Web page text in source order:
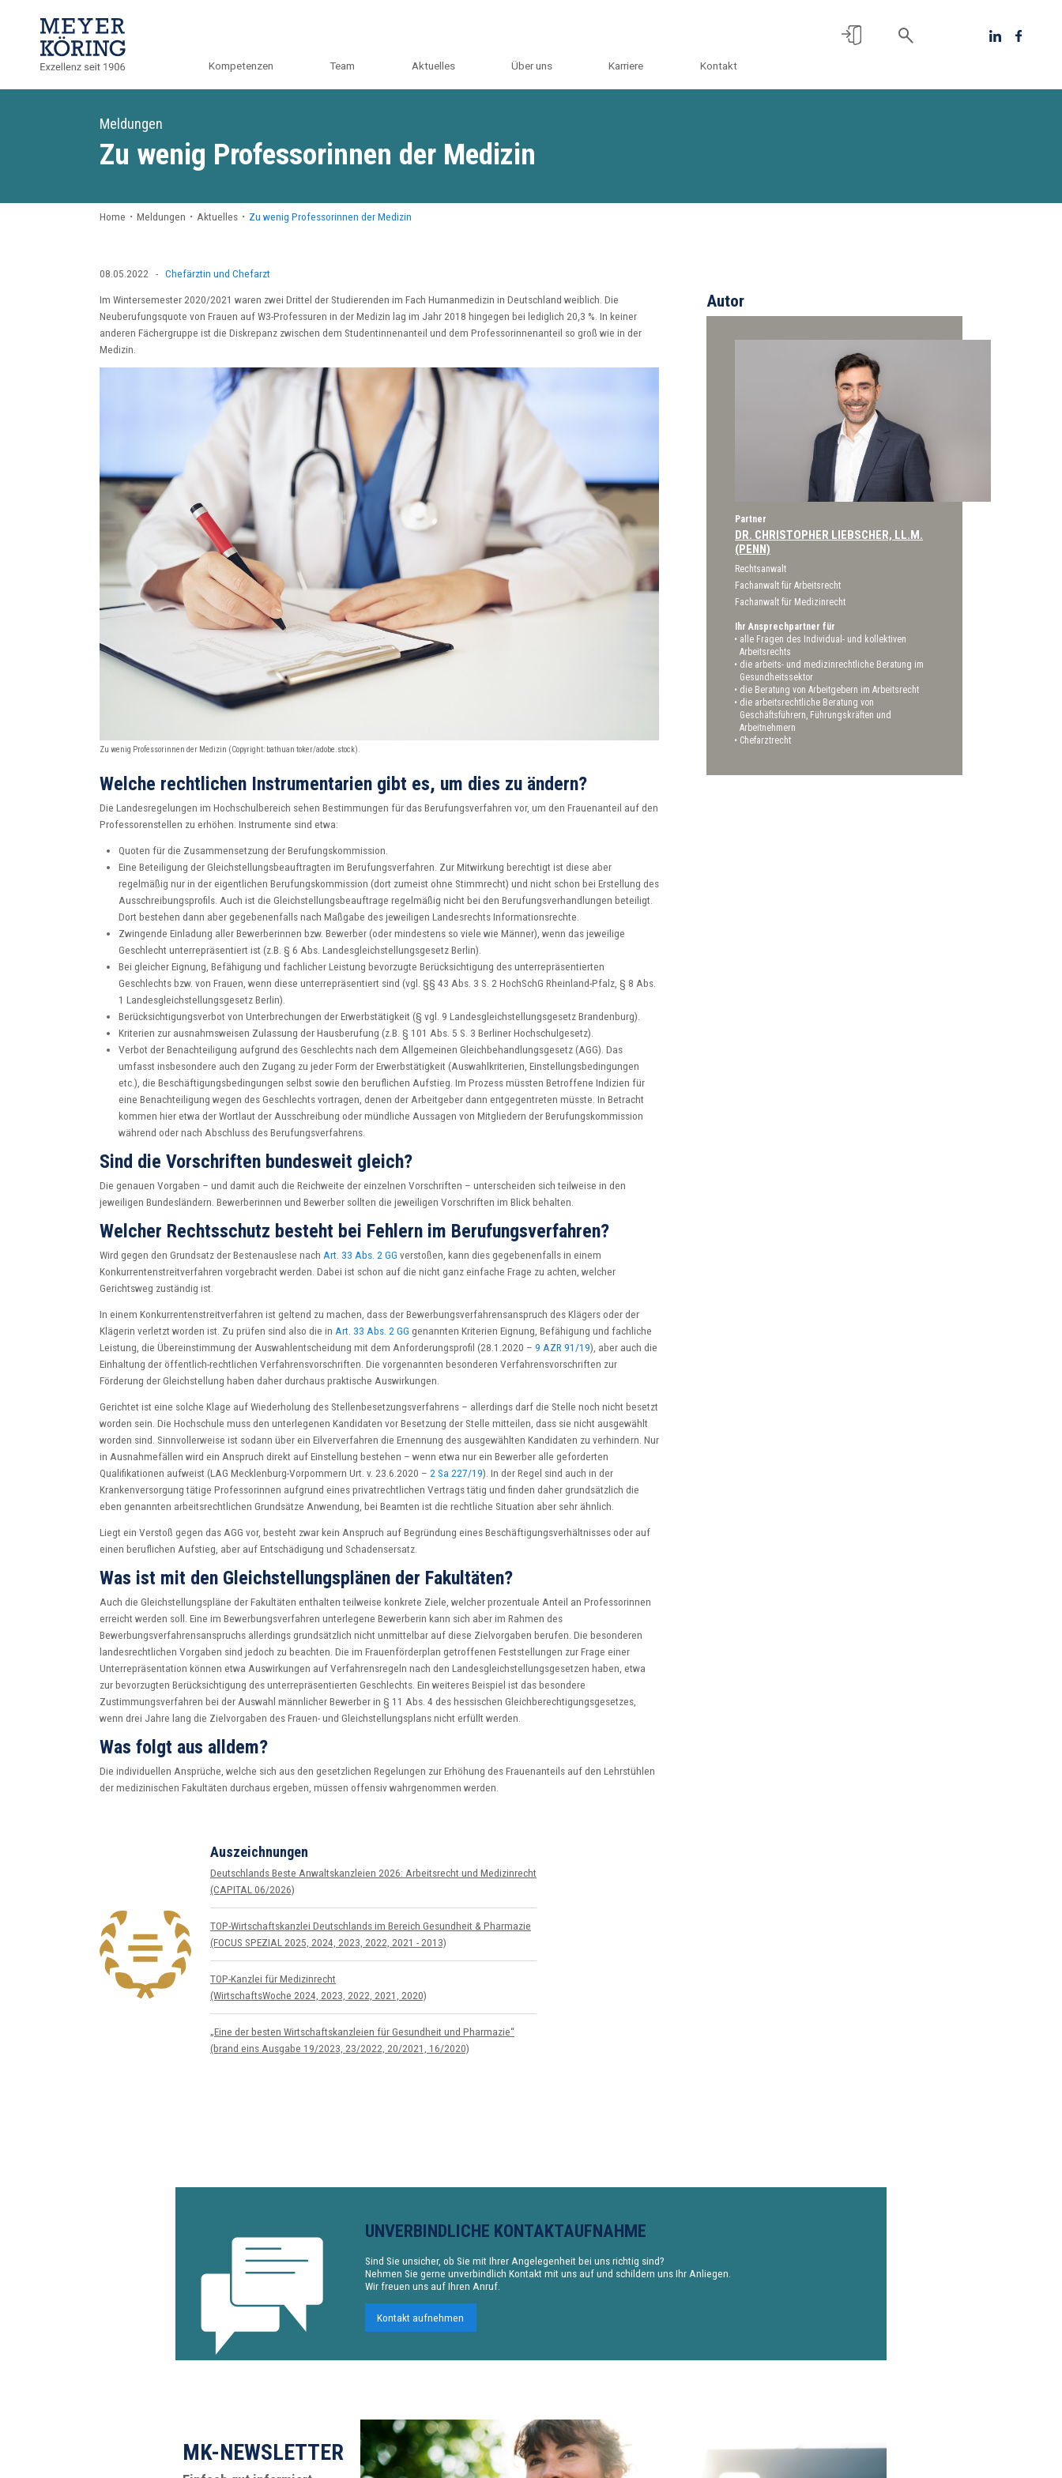
Kompetenzen Team Aktuelles Über uns Karriere Kontakt
Meldungen
Zu wenig Professorinnen der Medizin
Home ・ Meldungen ・ Aktuelles ・ Zu wenig Professorinnen der Medizin
08.05.2022 - Chefärztin und Chefarzt
Im Wintersemester 2020/2021 waren zwei Drittel der Studierenden im Fach Humanmedizin in Deutschland weiblich. Die
Neuberufungsquote von Frauen auf W3-Professuren in der Medizin lag im Jahr 2018 hingegen bei lediglich 20,3 %. In keiner
anderen Fächergruppe ist die Diskrepanz zwischen dem Studentinnenanteil und dem Professorinnenanteil so groß wie in der
Medizin.
Zu wenig Professorinnen der Medizin (Copyright: bathuan toker/adobe.stock).
Welche rechtlichen Instrumentarien gibt es, um dies zu ändern?
Die Landesregelungen im Hochschulbereich sehen Bestimmungen für das Berufungsverfahren vor, um den Frauenanteil auf den
Professorenstellen zu erhöhen. Instrumente sind etwa:
Quoten für die Zusammensetzung der Berufungskommission.
Eine Beteiligung der Gleichstellungsbeauftragten im Berufungsverfahren. Zur Mitwirkung berechtigt ist diese aber
regelmäßig nur in der eigentlichen Berufungskommission (dort zumeist ohne Stimmrecht) und nicht schon bei Erstellung des
Ausschreibungsprofils. Auch ist die Gleichstellungsbeauftrage regelmäßig nicht bei den Berufungsverhandlungen beteiligt.
Dort bestehen dann aber gegebenenfalls nach Maßgabe des jeweiligen Landesrechts Informationsrechte.
Zwingende Einladung aller Bewerberinnen bzw. Bewerber (oder mindestens so viele wie Männer), wenn das jeweilige
Geschlecht unterrepräsentiert ist (z.B. § 6 Abs. Landesgleichstellungsgesetz Berlin).
Bei gleicher Eignung, Befähigung und fachlicher Leistung bevorzugte Berücksichtigung des unterrepräsentierten
Geschlechts bzw. von Frauen, wenn diese unterrepräsentiert sind (vgl. §§ 43 Abs. 3 S. 2 HochSchG Rheinland-Pfalz, § 8 Abs.
1 Landesgleichstellungsgesetz Berlin).
Berücksichtigungsverbot von Unterbrechungen der Erwerbstätigkeit (§ vgl. 9 Landesgleichstellungsgesetz Brandenburg).
Kriterien zur ausnahmsweisen Zulassung der Hausberufung (z.B. § 101 Abs. 5 S. 3 Berliner Hochschulgesetz).
Verbot der Benachteiligung aufgrund des Geschlechts nach dem Allgemeinen Gleichbehandlungsgesetz (AGG). Das
umfasst insbesondere auch den Zugang zu jeder Form der Erwerbstätigkeit (Auswahlkriterien, Einstellungsbedingungen
etc.), die Beschäftigungsbedingungen selbst sowie den beruflichen Aufstieg. Im Prozess müssten Betroffene Indizien für
eine Benachteiligung wegen des Geschlechts vortragen, denen der Arbeitgeber dann entgegentreten müsste. In Betracht
kommen hier etwa der Wortlaut der Ausschreibung oder mündliche Aussagen von Mitgliedern der Berufungskommission
während oder nach Abschluss des Berufungsverfahrens.
Sind die Vorschriften bundesweit gleich?
Die genauen Vorgaben – und damit auch die Reichweite der einzelnen Vorschriften – unterscheiden sich teilweise in den
jeweiligen Bundesländern. Bewerberinnen und Bewerber sollten die jeweiligen Vorschriften im Blick behalten.
Welcher Rechtsschutz besteht bei Fehlern im Berufungsverfahren?
Wird gegen den Grundsatz der Bestenauslese nach Art. 33 Abs. 2 GG verstoßen, kann dies gegebenenfalls in einem
Konkurrentenstreitverfahren vorgebracht werden. Dabei ist schon auf die nicht ganz einfache Frage zu achten, welcher
Gerichtsweg zuständig ist.
In einem Konkurrentenstreitverfahren ist geltend zu machen, dass der Bewerbungsverfahrensanspruch des Klägers oder der
Klägerin verletzt worden ist. Zu prüfen sind also die in Art. 33 Abs. 2 GG genannten Kriterien Eignung, Befähigung und fachliche
Leistung, die Übereinstimmung der Auswahlentscheidung mit dem Anforderungsprofil (28.1.2020 – 9 AZR 91/19), aber auch die
Einhaltung der öffentlich-rechtlichen Verfahrensvorschriften. Die vorgenannten besonderen Verfahrensvorschriften zur
Förderung der Gleichstellung haben daher durchaus praktische Auswirkungen.
Gerichtet ist eine solche Klage auf Wiederholung des Stellenbesetzungsverfahrens – allerdings darf die Stelle noch nicht besetzt
worden sein. Die Hochschule muss den unterlegenen Kandidaten vor Besetzung der Stelle mitteilen, dass sie nicht ausgewählt
worden sind. Sinnvollerweise ist sodann über ein Eilververfahren die Ernennung des ausgewählten Kandidaten zu verhindern. Nur
in Ausnahmefällen wird ein Anspruch direkt auf Einstellung bestehen – wenn etwa nur ein Bewerber alle geforderten
Qualifikationen aufweist (LAG Mecklenburg-Vorpommern Urt. v. 23.6.2020 – 2 Sa 227/19). In der Regel sind auch in der
Krankenversorgung tätige Professorinnen aufgrund eines privatrechtlichen Vertrags tätig und finden daher grundsätzlich die
eben genannten arbeitsrechtlichen Grundsätze Anwendung, bei Beamten ist die rechtliche Situation aber sehr ähnlich.
Liegt ein Verstoß gegen das AGG vor, besteht zwar kein Anspruch auf Begründung eines Beschäftigungsverhältnisses oder auf
einen beruflichen Aufstieg, aber auf Entschädigung und Schadensersatz.
Was ist mit den Gleichstellungsplänen der Fakultäten?
Auch die Gleichstellungspläne der Fakultäten enthalten teilweise konkrete Ziele, welcher prozentuale Anteil an Professorinnen
erreicht werden soll. Eine im Bewerbungsverfahren unterlegene Bewerberin kann sich aber im Rahmen des
Bewerbungsverfahrensanspruchs allerdings grundsätzlich nicht unmittelbar auf diese Zielvorgaben berufen. Die besonderen
landesrechtlichen Vorgaben sind jedoch zu beachten. Die im Frauenförderplan getroffenen Feststellungen zur Frage einer
Unterrepräsentation können etwa Auswirkungen auf Verfahrensregeln nach den Landesgleichstellungsgesetzen haben, etwa
zur bevorzugten Berücksichtigung des unterrepräsentierten Geschlechts. Ein weiteres Beispiel ist das besondere
Zustimmungsverfahren bei der Auswahl männlicher Bewerber in § 11 Abs. 4 des hessischen Gleichberechtigungsgesetzes,
wenn drei Jahre lang die Zielvorgaben des Frauen- und Gleichstellungsplans nicht erfüllt werden.
Was folgt aus alldem?
Die individuellen Ansprüche, welche sich aus den gesetzlichen Regelungen zur Erhöhung des Frauenanteils auf den Lehrstühlen
der medizinischen Fakultäten durchaus ergeben, müssen offensiv wahrgenommen werden.
Auszeichnungen
Deutschlands Beste Anwaltskanzleien 2026: Arbeitsrecht und Medizinrecht
(CAPITAL 06/2026)
TOP-Wirtschafts­kanzlei Deutsch­lands im Bereich Gesundheit & Pharmazie
(FOCUS SPEZIAL 2025, 2024, 2023, 2022, 2021 - 2013)
TOP-Kanzlei für Medizin­recht
(WirtschaftsWoche 2024, 2023, 2022, 2021, 2020)
„Eine der besten Wirtschafts­kanz­leien für Gesundheit und Pharmazie“
(brand eins Ausgabe 19/2023, 23/2022, 20/2021, 16/2020)
Autor
Partner
DR. CHRISTOPHER LIEBSCHER, LL.M.
(PENN)
Rechtsanwalt
Fachanwalt für Arbeitsrecht
Fachanwalt für Medizinrecht
Ihr Ansprechpartner für
alle Fragen des Individual- und kollektiven
Arbeitsrechts
die arbeits- und medizinrechtliche Beratung im
Gesundheitssektor
die Beratung von Arbeitgebern im Arbeitsrecht
die arbeitsrechtliche Beratung von
Geschäftsführern, Führungskräften und
Arbeitnehmern
Chefarztrecht
UNVERBINDLICHE KONTAKTAUFNAHME
Sind Sie unsicher, ob Sie mit Ihrer Angelegenheit bei uns richtig sind?
Nehmen Sie gerne unverbindlich Kontakt mit uns auf und schildern uns Ihr Anliegen.
Wir freuen uns auf Ihren Anruf.
Kontakt aufnehmen
MK-NEWSLETTER